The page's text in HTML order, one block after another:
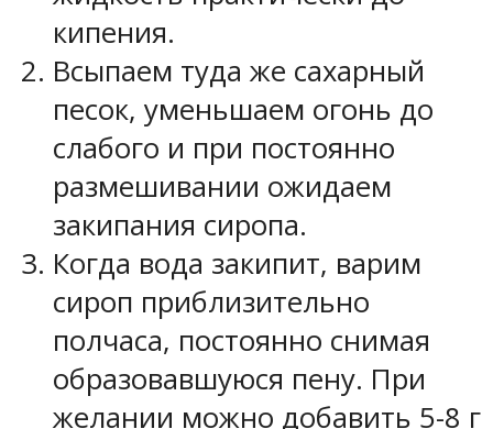
кипения.
Всыпаем туда же сахарный
песок, уменьшаем огонь до
слабого и при постоянно
размешивании ожидаем
закипания сиропа.
Когда вода закипит, варим
сироп приблизительно
полчаса, постоянно снимая
образовавшуюся пену. При
желании можно добавить 5-8 г